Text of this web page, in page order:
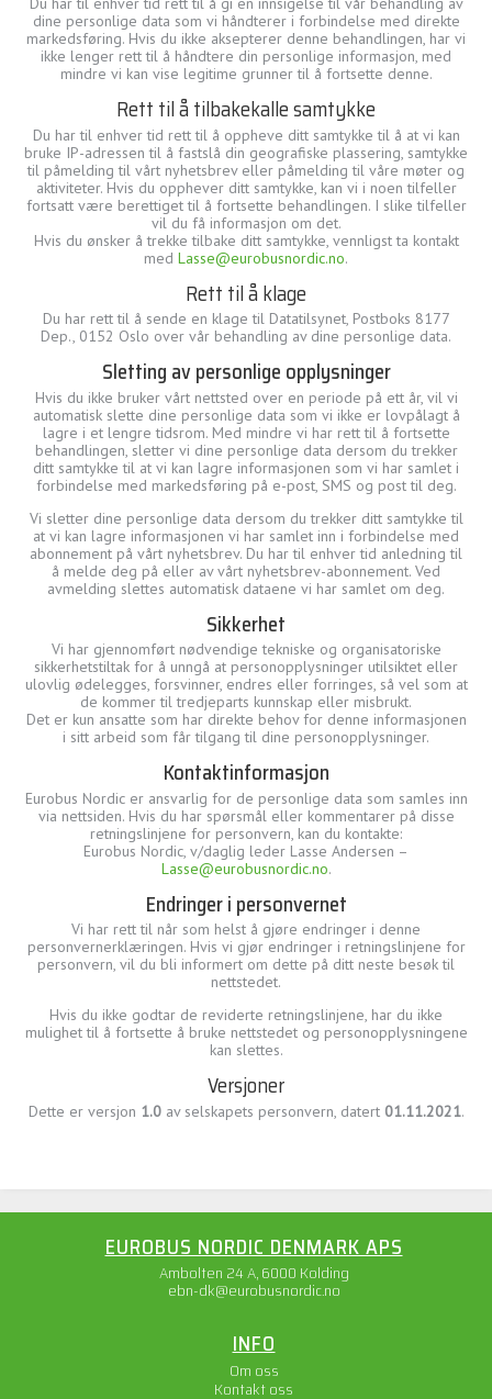
dine personlige data som vi håndterer i forbindelse med direkte
markedsføring. Hvis du ikke aksepterer denne behandlingen, har vi
ikke lenger rett til å håndtere din personlige informasjon, med
mindre vi kan vise legitime grunner til å fortsette denne.
Rett til å tilbakekalle samtykke
Du har til enhver tid rett til å oppheve ditt samtykke til å at vi kan
bruke IP-adressen til å fastslå din geografiske plassering, samtykke
til påmelding til vårt nyhetsbrev eller påmelding til våre møter og
aktiviteter. Hvis du opphever ditt samtykke, kan vi i noen tilfeller
fortsatt være berettiget til å fortsette behandlingen. I slike tilfeller
vil du få informasjon om det.
Hvis du ønsker å trekke tilbake ditt samtykke, vennligst ta kontakt
med Lasse@eurobusnordic.no.
Rett til å klage
Du har rett til å sende en klage til Datatilsynet, Postboks 8177
Dep., 0152 Oslo over vår behandling av dine personlige data.
Sletting av personlige opplysninger
Hvis du ikke bruker vårt nettsted over en periode på ett år, vil vi
automatisk slette dine personlige data som vi ikke er lovpålagt å
lagre i et lengre tidsrom. Med mindre vi har rett til å fortsette
behandlingen, sletter vi dine personlige data dersom du trekker
ditt samtykke til at vi kan lagre informasjonen som vi har samlet i
forbindelse med markedsføring på e-post, SMS og post til deg.
Vi sletter dine personlige data dersom du trekker ditt samtykke til
at vi kan lagre informasjonen vi har samlet inn i forbindelse med
abonnement på vårt nyhetsbrev. Du har til enhver tid anledning til
å melde deg på eller av vårt nyhetsbrev-abonnement. Ved
avmelding slettes automatisk dataene vi har samlet om deg.
Sikkerhet
Vi har gjennomført nødvendige tekniske og organisatoriske
sikkerhetstiltak for å unngå at personopplysninger utilsiktet eller
ulovlig ødelegges, forsvinner, endres eller forringes, så vel som at
de kommer til tredjeparts kunnskap eller misbrukt.
Det er kun ansatte som har direkte behov for denne informasjonen
i sitt arbeid som får tilgang til dine personopplysninger.
Kontaktinformasjon
Eurobus Nordic er ansvarlig for de personlige data som samles inn
via nettsiden. Hvis du har spørsmål eller kommentarer på disse
retningslinjene for personvern, kan du kontakte:
Eurobus Nordic, v/daglig leder Lasse Andersen –
Lasse@eurobusnordic.no.
Endringer i personvernet
Vi har rett til når som helst å gjøre endringer i denne
personvernerklæringen. Hvis vi gjør endringer i retningslinjene for
personvern, vil du bli informert om dette på ditt neste besøk til
nettstedet.
Hvis du ikke godtar de reviderte retningslinjene, har du ikke
mulighet til å fortsette å bruke nettstedet og personopplysningene
kan slettes.
Versjoner
Dette er versjon 1.0av selskapets personvern, datert 01.11.2021.
INFO
Om oss
Kontakt oss
EUROBUS NORDIC DENMARK APS
Ambolten 24 A, 6000 Kolding
ebn-dk@eurobusnordic.no